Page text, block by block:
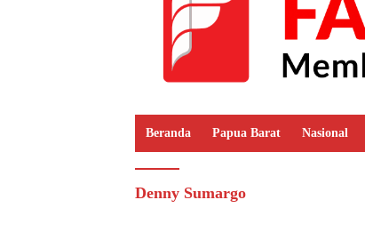
Beranda Papua Barat Nasional
Denny Sumargo